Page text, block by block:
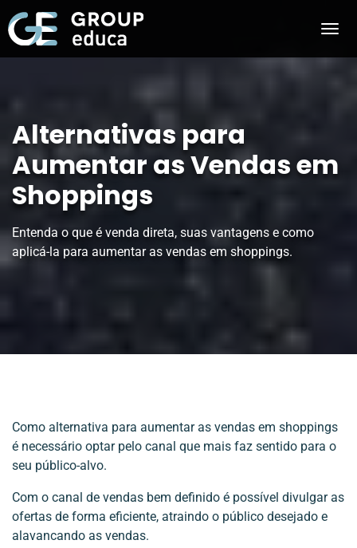
Alternativas para
Aumentar as Vendas em
Shoppings
Entenda o que é venda direta, suas vantagens e como
aplicá-la para aumentar as vendas em shoppings.
Como alternativa para aumentar as vendas em shoppings
é necessário optar pelo canal que mais faz sentido para o
seu público-alvo.
Com o canal de vendas bem definido é possível divulgar as
ofertas de forma eficiente, atraindo o público desejado e
alavancando as vendas.